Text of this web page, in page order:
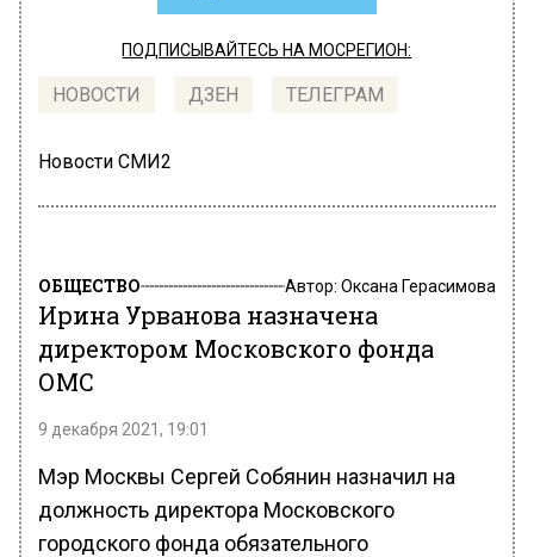
ПОДПИСЫВАЙТЕСЬ НА МОСРЕГИОН:
НОВОСТИ ДЗЕН ТЕЛЕГРАМ
Новости СМИ2
ОБЩЕСТВО Автор: Оксана Герасимова
Ирина Урванова назначена
директором Московского фонда
ОМС
9 декабря 2021, 19:01
Мэр Москвы Сергей Собянин назначил на
должность директора Московского
городского фонда обязательного